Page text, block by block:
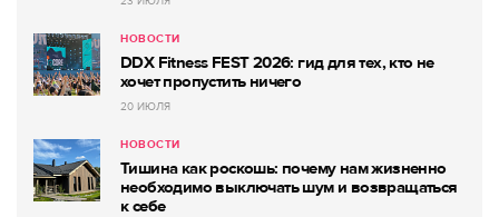
НОВОСТИ
DDX Fitness FEST 2026: гид для тех, кто не
хочет пропустить ничего
20 ИЮЛЯ
НОВОСТИ
Тишина как роскошь: почему нам жизненно
необходимо выключать шум и возвращаться
к себе